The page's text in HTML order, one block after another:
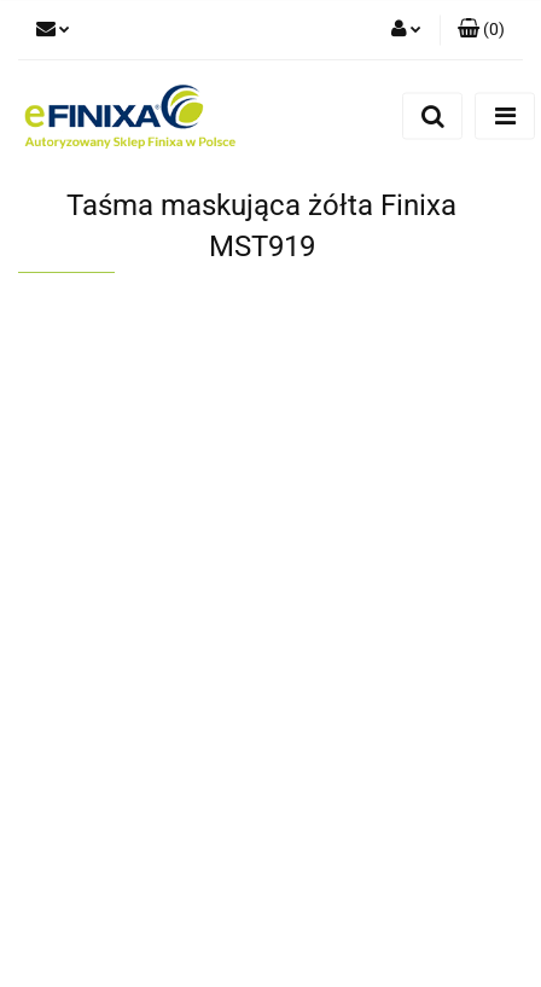
(0)
Taśma maskująca żółta Finixa
MST919